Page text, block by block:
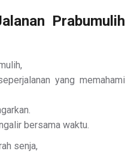
Prabumulih
yang memahami
bersama waktu.
senja,